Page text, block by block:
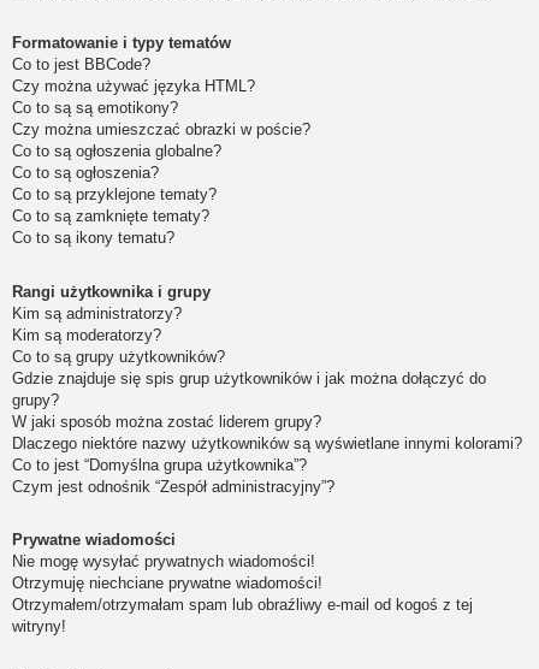
Formatowanie i typy tematów
Co to jest BBCode?
Czy można używać języka HTML?
Co to są są emotikony?
Czy można umieszczać obrazki w poście?
Co to są ogłoszenia globalne?
Co to są ogłoszenia?
Co to są przyklejone tematy?
Co to są zamknięte tematy?
Co to są ikony tematu?
Rangi użytkownika i grupy
Kim są administratorzy?
Kim są moderatorzy?
Co to są grupy użytkowników?
Gdzie znajduje się spis grup użytkowników i jak można dołączyć do
grupy?
W jaki sposób można zostać liderem grupy?
Dlaczego niektóre nazwy użytkowników są wyświetlane innymi kolorami?
Co to jest “Domyślna grupa użytkownika”?
Czym jest odnośnik “Zespół administracyjny”?
Prywatne wiadomości
Nie mogę wysyłać prywatnych wiadomości!
Otrzymuję niechciane prywatne wiadomości!
Otrzymałem/otrzymałam spam lub obraźliwy e-mail od kogoś z tej
witryny!